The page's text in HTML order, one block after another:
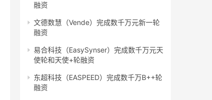
融资
文德数慧（Vende）完成数千万元新一轮
融资
易合科技（EasySynser）完成数千万元天
使轮和天使+轮融资
东超科技（EASPEED）完成数千万B++轮
融资